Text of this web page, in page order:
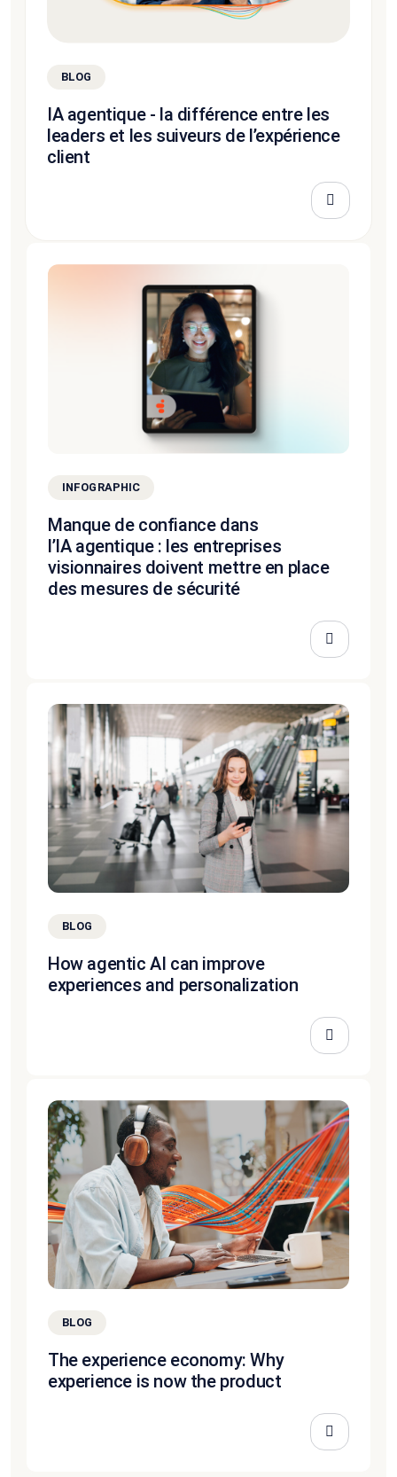
BLOG
IA agentique - la différence entre les
leaders et les suiveurs de l’expérience
client
INFOGRAPHIC
Manque de confiance dans
l’IA agentique : les entreprises
visionnaires doivent mettre en place
des mesures de sécurité
BLOG
How agentic AI can improve
experiences and personalization
BLOG
The experience economy: Why
experience is now the product